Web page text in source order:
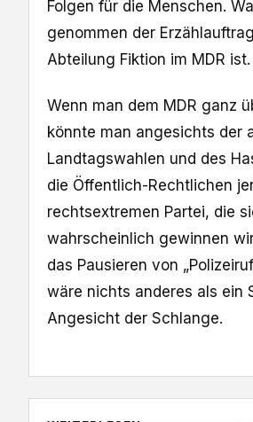
Folgen für die Menschen.
genommen der
Abteilung Fiktion im MDR ist.
Wenn man dem MDR ganz
könnte man angesichts der
Landtagswahlen und des
die Öffentlich-Rechtlichen
rechtsextremen Partei, die
wahrscheinlich gewinnen
das Pausieren von
wäre nichts anderes als ein
Angesicht der Schlange.